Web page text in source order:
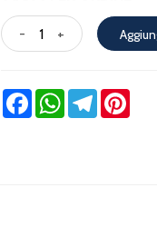
- +
FacebookWhatsApp
Telegram